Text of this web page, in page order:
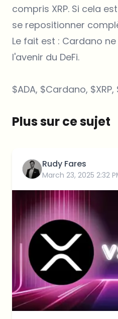
compris XRP. Si cela
se repositionner
Le fait est : Cardano
l'avenir du DeFi.
$ADA, $Cardano, $XRP,
Plus sur ce sujet
Rudy Fares
March 23, 2025 2:32